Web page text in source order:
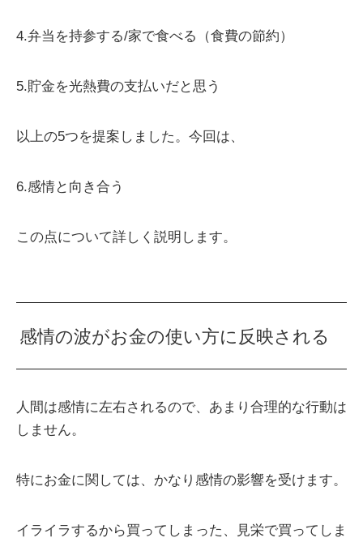
4.弁当を持参する/家で食べる（食費の節約）
5.貯金を光熱費の支払いだと思う
以上の5つを提案しました。今回は、
6.感情と向き合う
この点について詳しく説明します。
感情の波がお金の使い方に反映される
人間は感情に左右されるので、あまり合理的な行動は
しません。
特にお金に関しては、かなり感情の影響を受けます。
イライラするから買ってしまった、見栄で買ってしま